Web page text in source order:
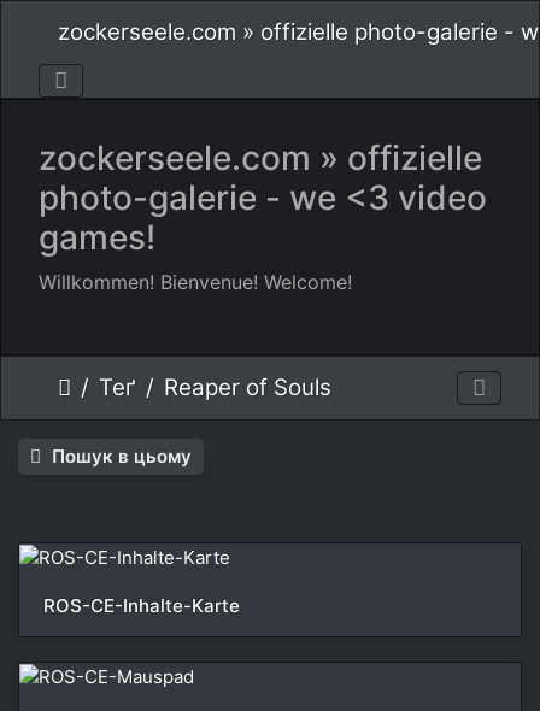
zockerseele.com » offizielle photo-galerie -
zockerseele.com » offizielle
photo-galerie - we <3 video
games!
Willkommen! Bienvenue! Welcome!
Теґ Reaper of Souls
Пошук в цьому
ROS-CE-Inhalte-Karte